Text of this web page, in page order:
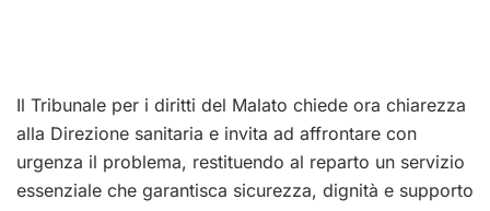
Il Tribunale per i diritti del Malato chiede ora chiarezza
alla Direzione sanitaria e invita ad affrontare con
urgenza il problema, restituendo al reparto un servizio
essenziale che garantisca sicurezza, dignità e supporto